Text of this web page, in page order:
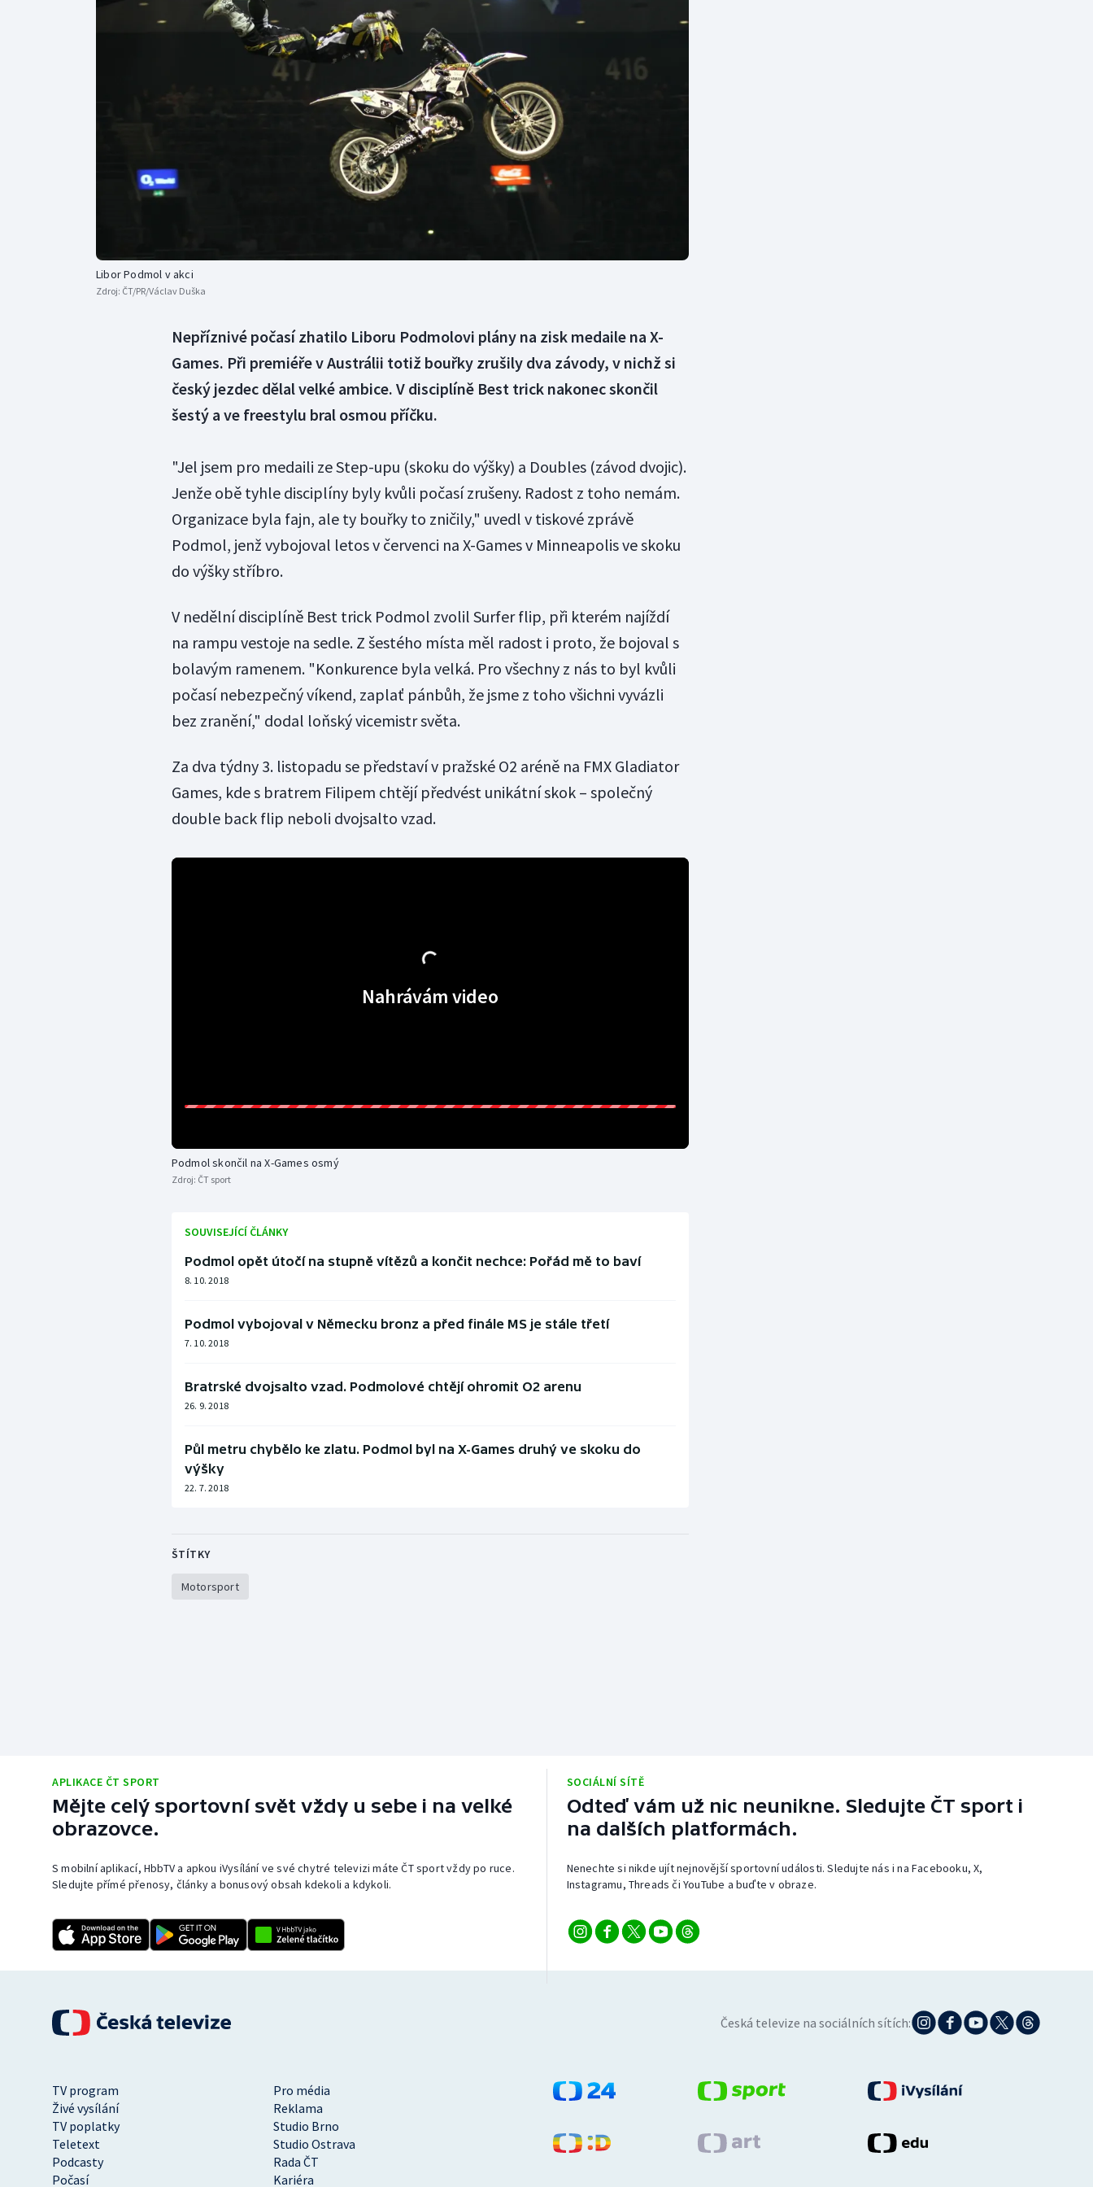
Curling
Dostihy
Florbal
Moderní pětiboj
Motorsport
Olympijské hry
Parasport
Vodní slalom
Libor Podmol v akci
Zdroj: ČT/PR/Václav Duška
Nepříznivé počasí zhatilo Liboru Podmolovi plány na zisk medaile na X-
Games. Při premiéře v Austrálii totiž bouřky zrušily dva závody, v nichž si
český jezdec dělal velké ambice. V disciplíně Best trick nakonec skončil
šestý a ve freestylu bral osmou příčku.
"Jel jsem pro medaili ze Step-upu (skoku do výšky) a Doubles (závod dvojic).
Jenže obě tyhle disciplíny byly kvůli počasí zrušeny. Radost z toho nemám.
Organizace byla fajn, ale ty bouřky to zničily," uvedl v tiskové zprávě
Podmol, jenž vybojoval letos v červenci na X-Games v Minneapolis ve skoku
do výšky stříbro.
V nedělní disciplíně Best trick Podmol zvolil Surfer flip, při kterém najíždí
na rampu vestoje na sedle. Z šestého místa měl radost i proto, že bojoval s
bolavým ramenem. "Konkurence byla velká. Pro všechny z nás to byl kvůli
počasí nebezpečný víkend, zaplať pánbůh, že jsme z toho všichni vyvázli
bez zranění," dodal loňský vicemistr světa.
Za dva týdny 3. listopadu se představí v pražské O2 aréně na FMX Gladiator
Games, kde s bratrem Filipem chtějí předvést unikátní skok – společný
double back flip neboli dvojsalto vzad.
Nahrávám video
Podmol skončil na X-Games osmý
Zdroj: ČT sport
SOUVISEJÍCÍ ČLÁNKY
Podmol opět útočí na stupně vítězů a končit nechce: Pořád mě to baví
8. 10. 2018
Podmol vybojoval v Německu bronz a před finále MS je stále třetí
7. 10. 2018
Bratrské dvojsalto vzad. Podmolové chtějí ohromit O2 arenu
26. 9. 2018
Půl metru chybělo ke zlatu. Podmol byl na X-Games druhý ve skoku do
výšky
22. 7. 2018
ŠTÍTKY
Motorsport
APLIKACE ČT SPORT
Mějte celý sportovní svět vždy u sebe i na velké
obrazovce.
S mobilní aplikací, HbbTV a apkou iVysílání ve své chytré televizi máte ČT sport vždy po ruce.
Sledujte přímé přenosy, články a bonusový obsah kdekoli a kdykoli.
SOCIÁLNÍ SÍTĚ
Odteď vám už nic neunikne. Sledujte ČT sport i
na dalších platformách.
Nenechte si nikde ujít nejnovější sportovní události. Sledujte nás i na Facebooku, X,
Instagramu, Threads či YouTube a buďte v obraze.
Česká televize na sociálních sítích:
TV program
Pro média
Živé vysílání
Reklama
TV poplatky
Studio Brno
Teletext
Studio Ostrava
Podcasty
Rada ČT
Počasí
Kariéra